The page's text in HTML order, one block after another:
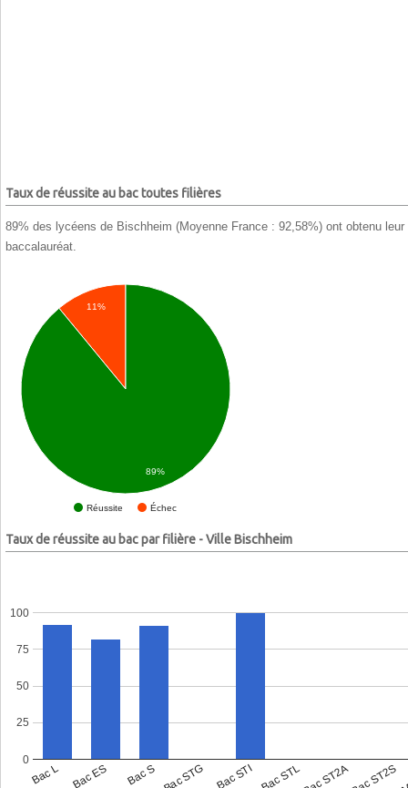
Taux de réussite au bac toutes filières
89% des lycéens de Bischheim (Moyenne France : 92,58%) ont obtenu leur
baccalauréat.
Réussite Échec
11%
89%
Taux de réussite au bac par filière - Ville Bischheim
Bac L Bac ES Bac S Bac STG Bac STI Bac STLBac ST2ABac ST2S
0
25
50
75
100